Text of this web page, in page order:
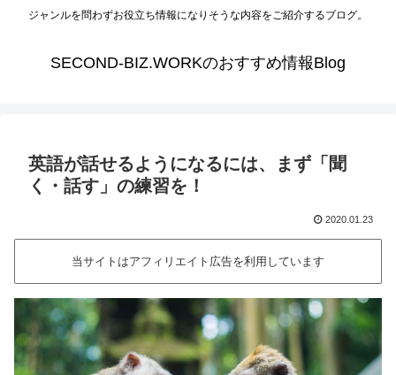
ジャンルを問わずお役立ち情報になりそうな内容をご紹介するブログ。
SECOND-BIZ.WORKのおすすめ情報Blog
英語が話せるようになるには、まず「聞
く・話す」の練習を！
2020.01.23
当サイトはアフィリエイト広告を利用しています